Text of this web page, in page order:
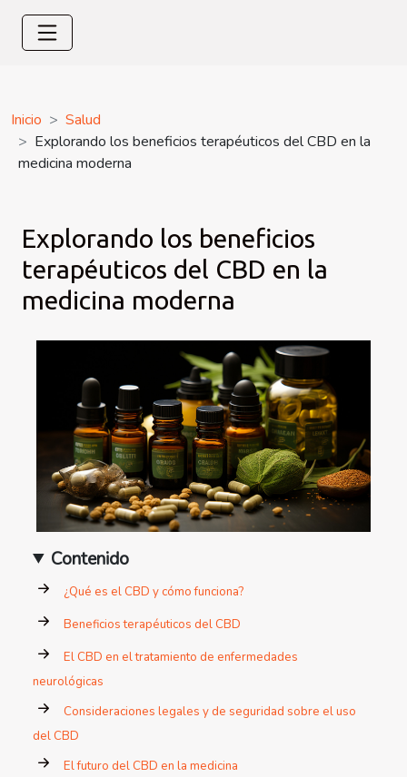
Inicio
Salud
Explorando los beneficios terapéuticos del CBD en la
medicina moderna
Explorando los beneficios
terapéuticos del CBD en la
medicina moderna
Contenido
¿Qué es el CBD y cómo funciona?
Beneficios terapéuticos del CBD
El CBD en el tratamiento de enfermedades
neurológicas
Consideraciones legales y de seguridad sobre el uso
del CBD
El futuro del CBD en la medicina